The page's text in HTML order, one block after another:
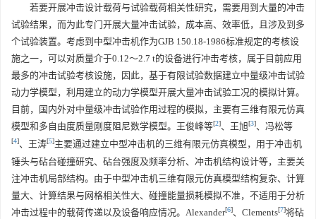
若要开展冲击设计载荷与试验载荷相关性研究，需要用到大量的冲击
试验结果，而为此专门开展大量冲击试验，成本高、效率低，且涉及到多
个试验装置。考虑到中型冲击机作为GJB 150.18-1986标准规定的考核设
施之一，可以对质量介于0.12～2.7 t的设备进行冲击考核，属于目前应用
最多的冲击试验考核设施，因此，基于有限试验数据建立中量级冲击试验
动力学模型，利用建立的动力学模型开展大量冲击试验工况的模拟计算。
目前，国内外对中量级冲击试验作用过程的模拟，主要有三维有限元仿真
模型和多自由度质量刚度阻尼数学模型。王俊峰等[2]、王旭[3]、冯松等
[4]、王涛[5]主要通过建立中型冲击机的三维有限元仿真模型，用于冲击机
锤头与砧台碰撞研究、砧台强度及频率分析、冲击机结构设计等，主要关
注冲击机局部结构。由于中型冲击机三维有限元仿真模型结构复杂、计算
量大、计算结果与网格相关性大、碰撞能量损耗模拟不准，不适用于分析
冲击过程中的载荷传递以及设备响应情况。Alexander[6]、Clements[7]将砧